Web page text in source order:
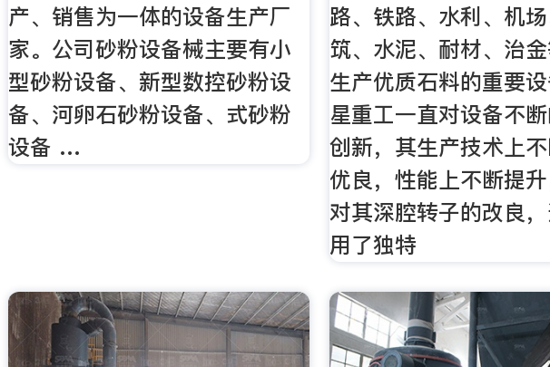
产、销售为一体的设备生产厂
家。公司砂粉设备械主要有小
型砂粉设备、新型数控砂粉设
备、河卵石砂粉设备、式砂粉
设备 …
路、铁路、水利、机
筑、水泥、耐材、治
生产优质石料的重要
星重工一直对设备不
创新，其生产技术上
优良，性能上不断提
对其深腔转子的改良
用了独特